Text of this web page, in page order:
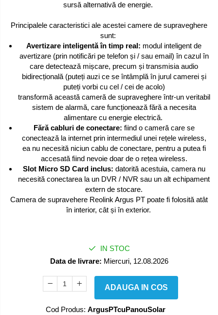
sursă alternativă de energie.
Principalele caracteristici ale acestei camere de supraveghere
sunt:
Avertizare inteligentă în timp real: modul inteligent de
avertizare (prin notificări pe telefon și / sau email) în cazul în
care detectează mișcare, precum și transmisia audio
bidirecțională (puteți auzi ce se întâmplă în jurul camerei și
puteți vorbi cu cel / cei de acolo)
transformă această cameră de supraveghere într-un veritabil
sistem de alarmă, care funcționează fără a necesita
alimentare cu energie electrică.
Fără cabluri de conectare: fiind o cameră care se
conectează la internet prin intermediul unei rețele wireless,
ea nu necesită niciun cablu de conectare, pentru a putea fi
accesată fiind nevoie doar de o rețea wireless.
Slot Micro SD Card inclus: datorită acestuia, camera nu
necesită conectarea la un DVR / NVR sau un alt echipament
extern de stocare.
Camera de supravehere Reolink Argus PT poate fi folosită atât
în interior, cât și în exterior.
IN STOC
Data de livrare: Miercuri, 12.08.2026
ADAUGA IN COS
Cod Produs: ArgusPTcuPanouSolar